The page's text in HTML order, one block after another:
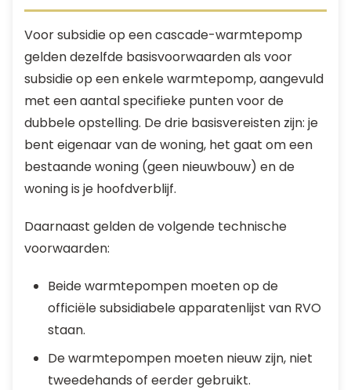
Voor subsidie op een cascade-warmtepomp
gelden dezelfde basisvoorwaarden als voor
subsidie op een enkele warmtepomp, aangevuld
met een aantal specifieke punten voor de
dubbele opstelling. De drie basisvereisten zijn: je
bent eigenaar van de woning, het gaat om een
bestaande woning (geen nieuwbouw) en de
woning is je hoofdverblijf.
Daarnaast gelden de volgende technische
voorwaarden:
Beide warmtepompen moeten op de
officiële subsidiabele apparatenlijst van RVO
staan.
De warmtepompen moeten nieuw zijn, niet
tweedehands of eerder gebruikt.